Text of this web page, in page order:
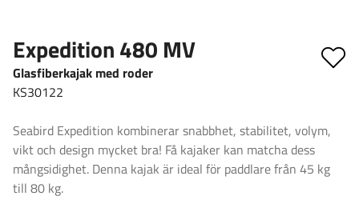
Expedition 480 MV
Glasfiberkajak med roder
KS30122
Seabird Expedition kombinerar snabbhet, stabilitet, volym,
vikt och design mycket bra! Få kajaker kan matcha dess
mångsidighet. Denna kajak är ideal för paddlare från 45 kg
till 80 kg.